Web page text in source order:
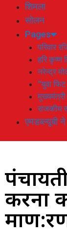
शिमला
सोलन
Pages
परिवार
हरि कृष्ण
नरेन्द्र
“युवा
मुख्यमंत्री
राजकीय
एमडब्ल्यूबी
करना